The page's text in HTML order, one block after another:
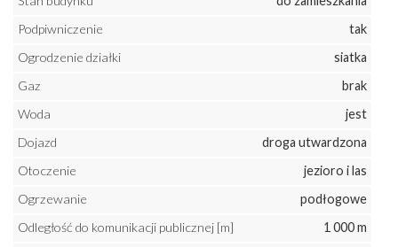
Podpiwniczenie
tak
Ogrodzenie działki
siatka
Gaz
brak
Woda
jest
Dojazd
droga utwardzona
Otoczenie
jezioro i las
Ogrzewanie
podłogowe
Odległość do komunikacji publicznej [m]
1 000 m